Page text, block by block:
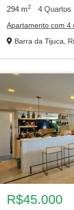
294 m2 4 Quartos
Apartamento com 4
Barra da Tijuca,
R$45.000